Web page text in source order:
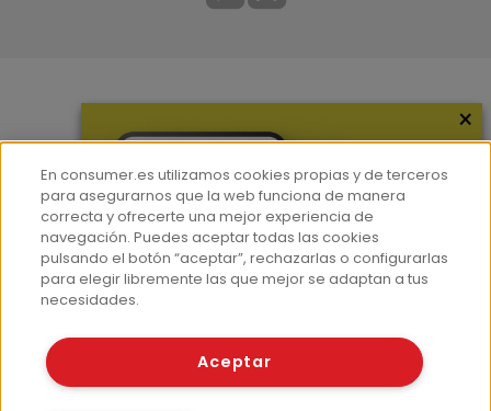
Hemeroteca
Contacto
Prensa
Corpus Lingüístico Consumer
© Fundación EROSKI
×
En consumer.es utilizamos cookies propias y de terceros
para asegurarnos que la web funciona de manera
correcta y ofrecerte una mejor experiencia de
navegación. Puedes aceptar todas las cookies
pulsando el botón “aceptar”, rechazarlas o configurarlas
para elegir libremente las que mejor se adaptan a tus
necesidades.
Aceptar